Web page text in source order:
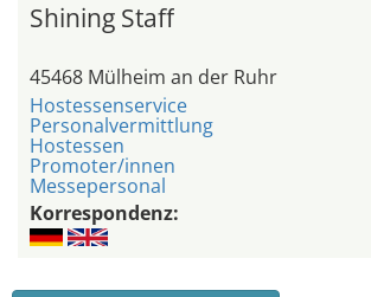
Shining Staff
45468 Mülheim an der Ruhr
Hostessenservice
Personalvermittlung
Hostessen
Promoter/innen
Messepersonal
Korrespondenz: